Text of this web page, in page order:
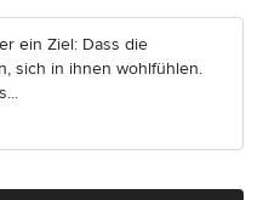
ein Ziel: Dass die
sich in ihnen wohlfühlen.